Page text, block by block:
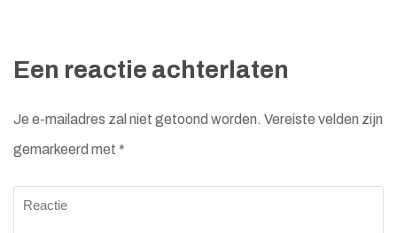
Een reactie achterlaten
Je e-mailadres zal niet getoond worden. Vereiste velden zijn
gemarkeerd met *
Reactie